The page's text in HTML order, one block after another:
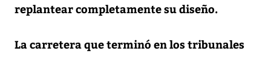
replantear completamente su diseño.
La carretera que terminó en los tribunales